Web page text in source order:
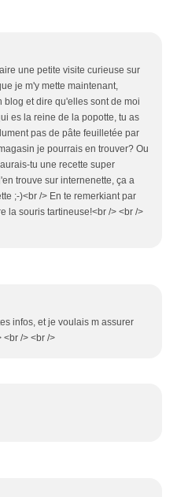
une petite visite curieuse sur
je m'y mette maintenant,
blog et dire qu'elles sont de moi
es la reine de la popotte, tu as
pas de pâte feuilletée par
je pourrais en trouver? Ou
tu une recette super
trouve sur internenette, ça a
;-)<br /> En te remerkiant par
la souris tartineuse!<br /> <br />
infos, et je voulais m assurer
<br /> <br />